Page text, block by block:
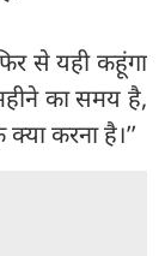
से यही कहूंगा
का समय है,
करना है।’’